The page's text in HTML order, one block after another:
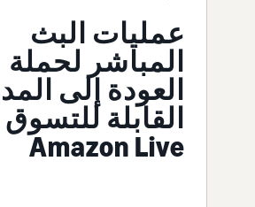
عمليات البث
المباشر لحملة
العودة إلى
القابلة
Amazon Live